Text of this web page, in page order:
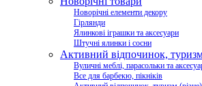
Новорічні елементи декору
Гірлянди
Ялинкові іграшки та аксесуари
Штучні ялинки і сосни
Активний відпочинок,
Вуличні меблі, парасольки та
Все для барбекю, пікніків